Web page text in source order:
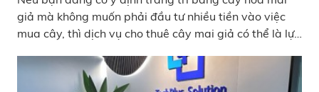
giả mà không muốn phải đầu tư nhiều tiền vào việc
mua cây, thì dịch vụ cho thuê cây mai giả có thể là lựa